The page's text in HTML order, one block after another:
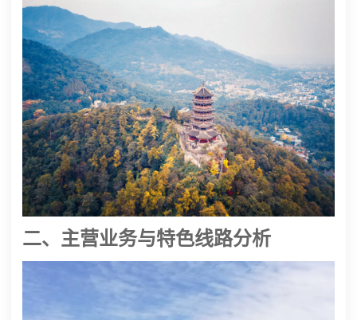
二、主营业务与特色线路分析